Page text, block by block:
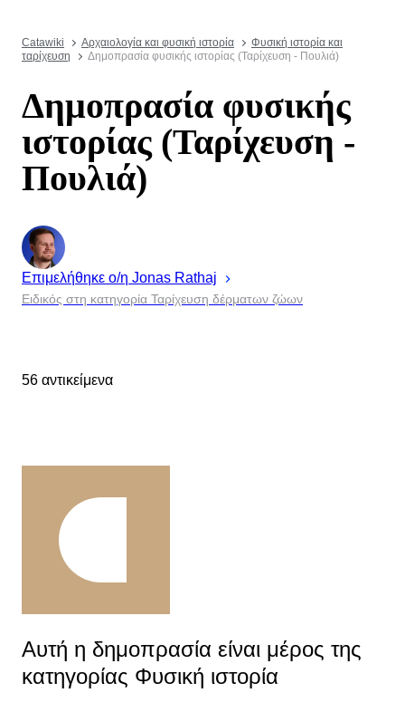
Catawiki Αρχαιολογία και φυσική ιστορία
Φυσική ιστορία και
ταρίχευση
Δημοπρασία φυσικής ιστορίας (Ταρίχευση - Πουλιά)
Δημοπρασία φυσικής
ιστορίας (Ταρίχευση -
Πουλιά)
Επιμελήθηκε ο/η Jonas Rathaj
Ειδικός στη κατηγορία Ταρίχευση δέρματων ζώων
56 αντικείμενα
Αυτή η δημοπρασία είναι μέρος της
κατηγορίας Φυσική ιστορία